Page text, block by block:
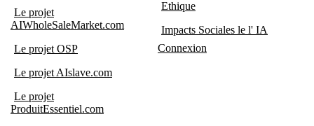
Le projet
AIWholeSaleMarket.com
Le projet OSP
Le projet AIslave.com
Le projet
ProduitEssentiel.com
Ethique
Impacts Sociales le l' IA
Connexion